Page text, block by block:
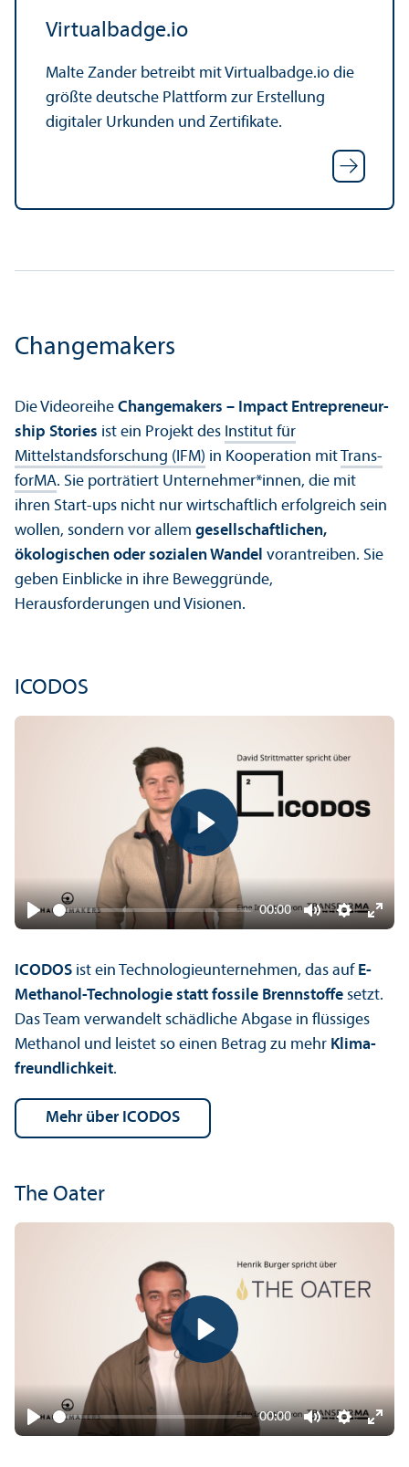
Virtualbadge.io
Malte Zander betreibt mit Virtualbadge.io die
größte deutsche Plattform zur Erstellung
digitaler Urkunden und Zertifikate.
Changemakers
Die Videoreihe Changemakers – Impact Entrepreneur­
ship Stories ist ein Projekt des Institut für
Mittelstandsforschung (IFM) in Kooperation mitTrans­
forMA. Sie porträtiert Unter­nehmer*innen, die mit
ihren Start-ups nicht nur wirtschaft­lich erfolgreich sein
wollen, sondern vor allem gesellschaft­lichen,
ökologischen oder sozialen Wandel vorantreiben. Sie
geben Einblicke in ihre Beweggründe,
Herausforderungen und Visionen.
ICODOS
Play
00:00
MuteSettings
Play
ICODOS ist ein Technologie­unter­nehmen, das aufE-
Methanol-Technologie statt fossile Brennstoffe setzt.
Das Team verwandelt schädliche Abgase in flüssiges
Methanol und leistet so einen Betrag zu mehr Klima­
freundlichkeit.
mehr über ICODOS
The Oater
Play
00:00
MuteSettings
Play